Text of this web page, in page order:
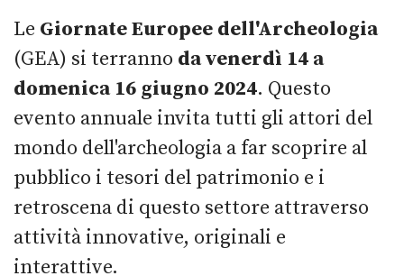
Le Giornate Europee dell'Archeologia
(GEA) si terranno da venerdì 14 a
domenica 16 giugno 2024. Questo
evento annuale invita tutti gli attori del
mondo dell'archeologia a far scoprire al
pubblico i tesori del patrimonio e i
retroscena di questo settore attraverso
attività innovative, originali e
interattive.